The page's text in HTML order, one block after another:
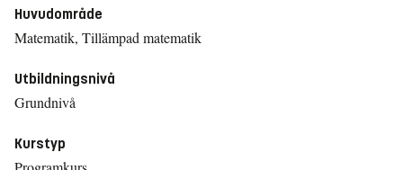
Huvudområde
Matematik, Tillämpad matematik
Utbildningsnivå
Grundnivå
Kurstyp